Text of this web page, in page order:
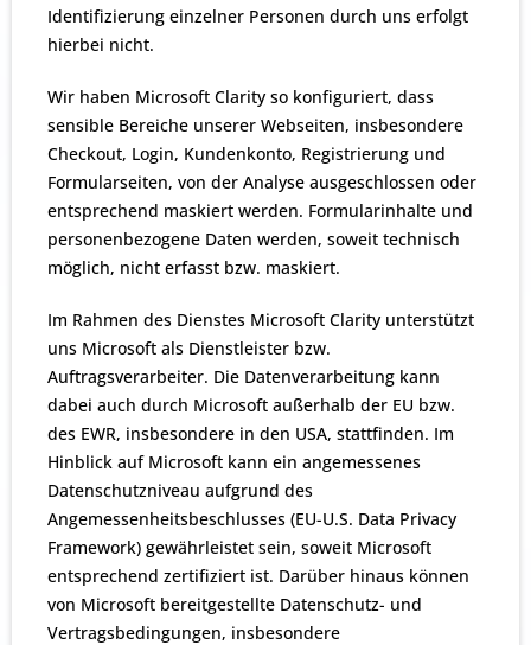
Identifizierung einzelner Personen durch uns erfolgt
hierbei nicht.
Wir haben Microsoft Clarity so konfiguriert, dass
sensible Bereiche unserer Webseiten, insbesondere
Checkout, Login, Kundenkonto, Registrierung und
Formularseiten, von der Analyse ausgeschlossen oder
entsprechend maskiert werden. Formularinhalte und
personenbezogene Daten werden, soweit technisch
möglich, nicht erfasst bzw. maskiert.
Im Rahmen des Dienstes Microsoft Clarity unterstützt
uns Microsoft als Dienstleister bzw.
Auftragsverarbeiter. Die Datenverarbeitung kann
dabei auch durch Microsoft außerhalb der EU bzw.
des EWR, insbesondere in den USA, stattfinden. Im
Hinblick auf Microsoft kann ein angemessenes
Datenschutzniveau aufgrund des
Angemessenheitsbeschlusses (EU-U.S. Data Privacy
Framework) gewährleistet sein, soweit Microsoft
entsprechend zertifiziert ist. Darüber hinaus können
von Microsoft bereitgestellte Datenschutz- und
Vertragsbedingungen, insbesondere